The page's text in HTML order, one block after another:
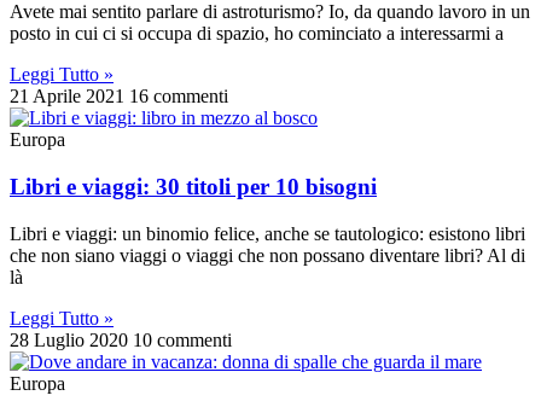
Avete mai sentito parlare di astroturismo? Io, da quando lavoro in un
posto in cui ci si occupa di spazio, ho cominciato a interessarmi a
Leggi Tutto »
21 Aprile 2021 16 commenti
Europa
Libri e viaggi: 30 titoli per 10 bisogni
Libri e viaggi: un binomio felice, anche se tautologico: esistono libri
che non siano viaggi o viaggi che non possano diventare libri? Al di
là
Leggi Tutto »
28 Luglio 2020 10 commenti
Europa